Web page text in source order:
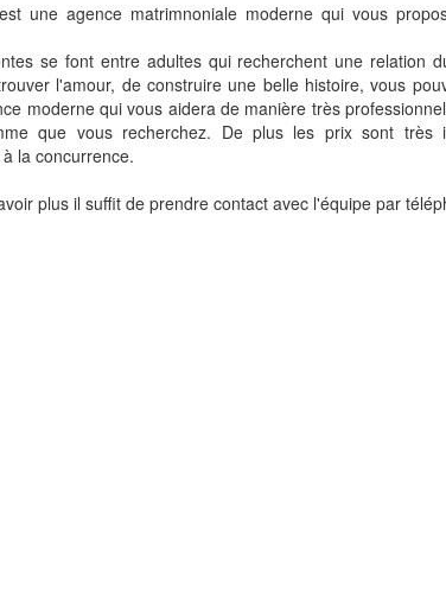
une agence matrimnoniale moderne qui vous
se font entre adultes qui recherchent une relation
l'amour, de construire une belle histoire, vous
moderne qui vous aidera de manière très
que vous recherchez. De plus les prix sont très
la concurrence.
plus il suffit de prendre contact avec l'équipe par